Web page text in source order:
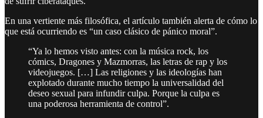
En una vertiente más filosófica, el artículo también alerta de cómo lo
que está ocurriendo es “un caso clásico de pánico moral”.
“Ya lo hemos visto antes: con la música rock, los
cómics, Dragones y Mazmorras, las letras de rap y los
videojuegos. […] Las religiones y las ideologías han
explotado durante mucho tiempo la universalidad del
deseo sexual para infundir culpa. Porque la culpa es
una poderosa herramienta de control”.